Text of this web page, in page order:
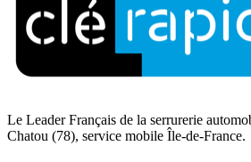
Le Leader Français de la serrurerie
Chatou (78), service mobile Île-de-France.